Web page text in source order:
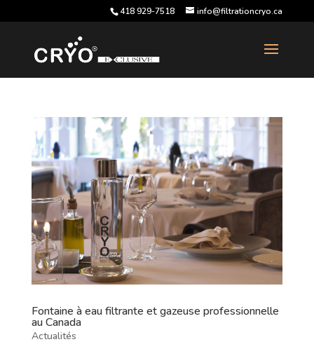
418 929-7518 info@filtrationcryo.ca
Fontaine à eau filtrante et gazeuse professionnelle
au Canada
Actualités